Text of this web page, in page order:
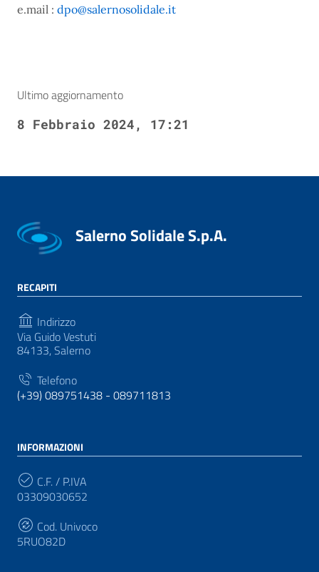
e.mail : dpo@salernosolidale.it
Ultimo aggiornamento
8 Febbraio 2024, 17:21
Salerno Solidale S.p.A.
RECAPITI
Indirizzo
Via Guido Vestuti
84133, Salerno
Telefono
(+39) 089751438 - 089711813
INFORMAZIONI
C.F. / P.IVA
03309030652
Cod. Univoco
5RUO82D